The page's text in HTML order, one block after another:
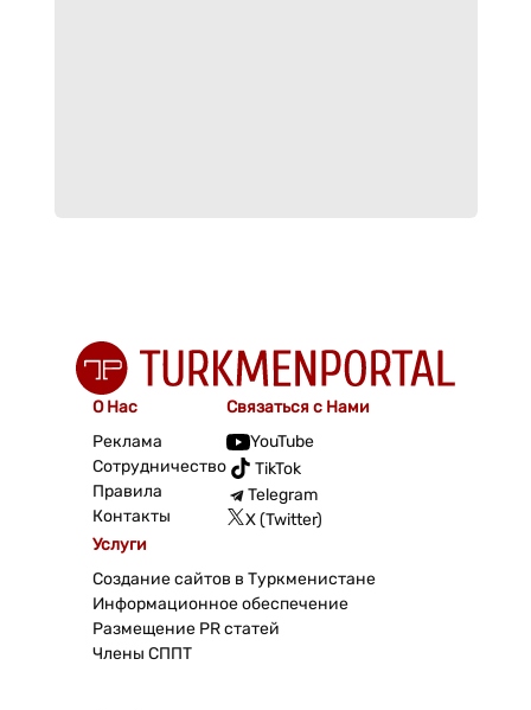
О Нас
Реклама
Сотрудничество
Правила
Контакты
Связаться с Нами
YouTube
TikTok
Telegram
X (Twitter)
Услуги
Создание сайтов в Туркменистане
Информационное обеспечение
Размещение PR статей
Члены СППТ